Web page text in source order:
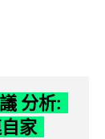
分析:
家